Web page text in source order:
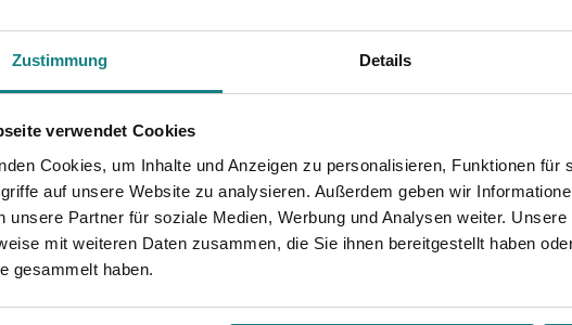
Zustimmung Details
verwendet Cookies
Cookies, um Inhalte und Anzeigen zu personalisieren, Funktionen für
auf unsere Website zu analysieren. Außerdem geben wir
unsere Partner für soziale Medien, Werbung und Analysen weiter.
mit weiteren Daten zusammen, die Sie ihnen bereitgestellt haben
gesammelt haben.
Fertigstellung der Produktion.